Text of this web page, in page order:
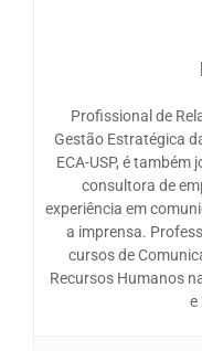
Profissional de
Gestão Estratégica
ECA-USP, é
consultora de
experiência em
a imprensa.
cursos de
Recursos Humanos
e